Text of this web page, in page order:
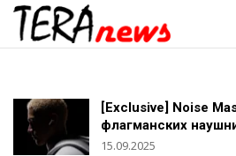
[Exclusive] Noise
флагманских
15.09.2025